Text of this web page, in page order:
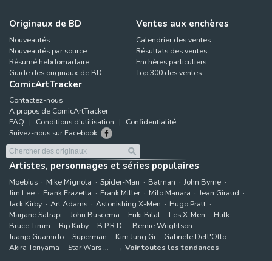
Originaux de BD
Nouveautés
Nouveautés par source
Résumé hebdomadaire
Guide des originaux de BD
Ventes aux enchères
Calendrier des ventes
Résultats des ventes
Enchères particuliers
Top 300 des ventes
ComicArtTracker
Contactez-nous
A propos de ComicArtTracker
FAQ
Conditions d'utilisation
Confidentialité
Suivez-nous sur Facebook
Artistes, personnages et séries populaires
Moebius Mike Mignola Spider-Man Batman
John Byrne
Jim Lee
Frank Frazetta Frank Miller Milo Manara
Jean Giraud
Jack Kirby
Art Adams Astonishing X-Men
Hugo Pratt
Marjane Satrapi
John Buscema Enki Bilal Les X-Men
Hulk
Bruce Timm
Rip Kirby B.P.R.D.
Bernie Wrightson
Juanjo Guarnido
Superman Kim Jung Gi
Gabriele Dell'Otto
Akira Toriyama
Star Wars Voir toutes les tendances